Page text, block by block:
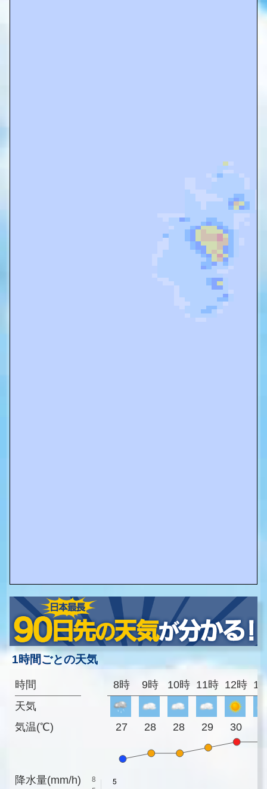
1時間ごとの天気
時間
天気
気温(℃)
降水量(mm/h)
8時 9時 10時 11時 12時
27 28 28 29 30